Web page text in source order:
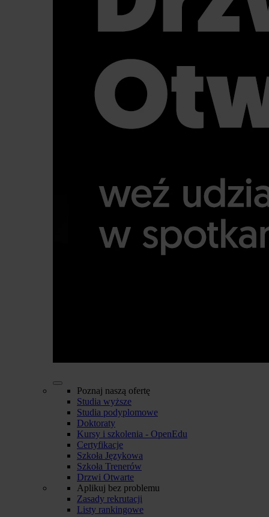
Poznaj naszą ofertę
Studia wyższe
Studia podyplomowe
Doktoraty
Kursy i szkolenia - OpenEdu
Certyfikacje
Szkoła Językowa
Szkoła Trenerów
Drzwi Otwarte
Aplikuj bez problemu
Zasady rekrutacji
Listy rankingowe